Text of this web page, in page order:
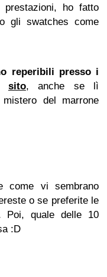
ho fatto
gli swatches come
reperibili presso i
sito, anche se lì
del marrone
come vi sembrano
o se preferite le
Poi, quale delle 10
:D